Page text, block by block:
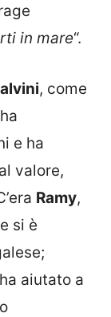
in mare“.
, come
e ha
valore,
Ramy,
si è
aiutato a